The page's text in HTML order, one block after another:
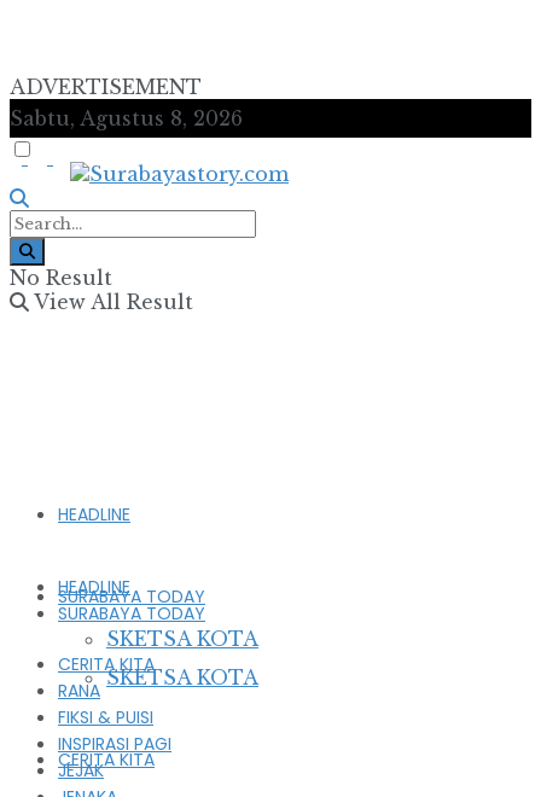
ADVERTISEMENT
Sabtu, Agustus 8, 2026
No Result
View All Result
HEADLINE
SURABAYA TODAY
SKETSA KOTA
CERITA KITA
HEADLINE
SURABAYA TODAY
SKETSA KOTA
CERITA KITA
RANA
FIKSI & PUISI
INSPIRASI PAGI
JEJAK